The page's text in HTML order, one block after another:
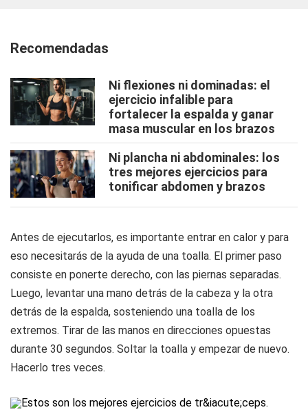
Recomendadas
Ni flexiones ni dominadas: el
ejercicio infalible para
fortalecer la espalda y ganar
masa muscular en los brazos
Ni plancha ni abdominales: los
tres mejores ejercicios para
tonificar abdomen y brazos
Antes de ejecutarlos, es importante entrar en calor y para
eso necesitarás de la ayuda de una toalla. El primer paso
consiste en ponerte derecho, con las piernas separadas.
Luego, levantar una mano detrás de la cabeza y la otra
detrás de la espalda, sosteniendo una toalla de los
extremos. Tirar de las manos en direcciones opuestas
durante 30 segundos. Soltar la toalla y empezar de nuevo.
Hacerlo tres veces.